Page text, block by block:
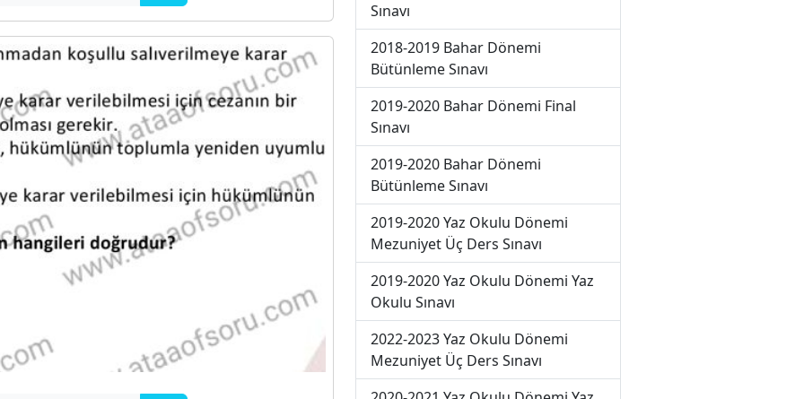
Sınavı
2018-2019 Bahar Dönemi
Bütünleme Sınavı
2019-2020 Bahar Dönemi Final
Sınavı
2019-2020 Bahar Dönemi
Bütünleme Sınavı
2019-2020 Yaz Okulu Dönemi
Mezuniyet Üç Ders Sınavı
2019-2020 Yaz Okulu Dönemi Yaz
Okulu Sınavı
2022-2023 Yaz Okulu Dönemi
Mezuniyet Üç Ders Sınavı